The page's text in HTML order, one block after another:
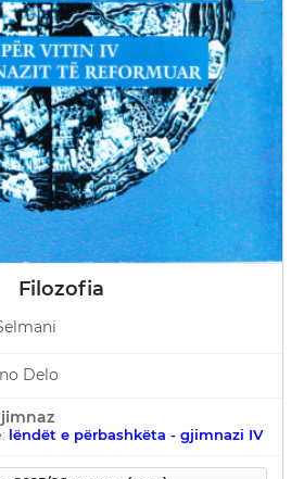
Filozofia
Delo
lëndët e përbashkëta - gjimnazi IV